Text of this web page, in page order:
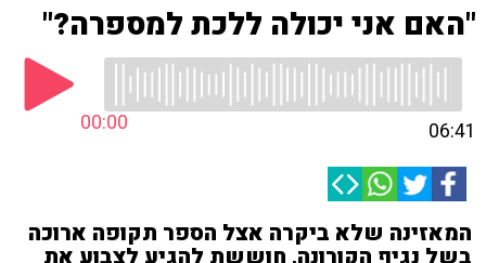
"האם אני יכולה ללכת למספרה?"
00:00 06:41
המאזינה שלא ביקרה אצל הספר תקופה ארוכה